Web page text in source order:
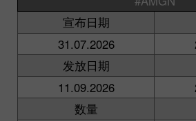
宣布日期
31.07.2026
发放日期
11.09.2026
数量